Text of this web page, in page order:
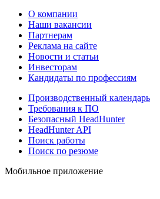
О компании
Наши вакансии
Партнерам
Реклама на сайте
Новости и статьи
Инвесторам
Кандидаты по профессиям
Производственный календарь
Требования к ПО
Безопасный HeadHunter
HeadHunter API
Поиск работы
Поиск по резюме
Мобильное приложение